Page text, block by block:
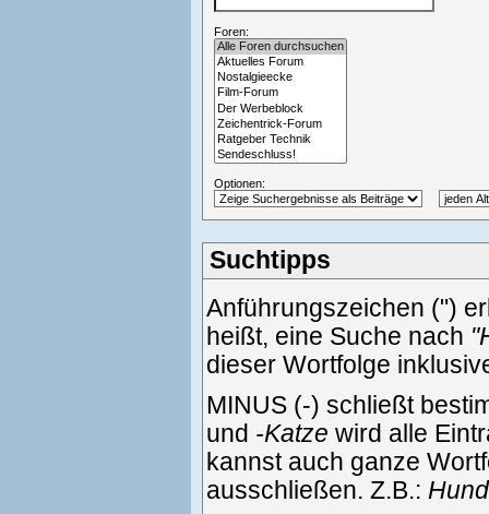
Foren:
Optionen:
Suchtipps
Anführungszeichen (")
heißt, eine Suche nach
dieser Wortfolge
MINUS (-) schließt
und -Katze wird alle
kannst auch ganze
ausschließen. Z.B.: